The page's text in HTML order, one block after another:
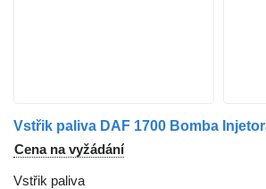
Cena na vyžádání
Vstřik paliva